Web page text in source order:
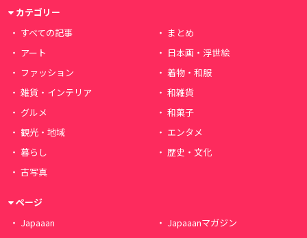
カテゴリー
すべての記事
まとめ
アート
日本画・浮世絵
ファッション
着物・和服
雑貨・インテリア
和雑貨
グルメ
和菓子
観光・地域
エンタメ
暮らし
歴史・文化
古写真
ページ
Japaaan
Japaaanマガジン